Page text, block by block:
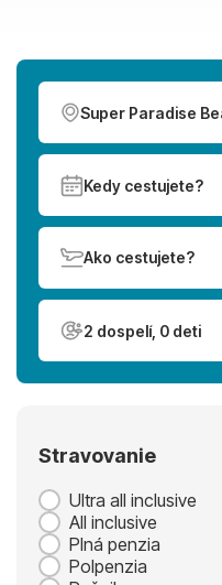
Super Paradise
Kedy cestujete?
Ako cestujete?
2 dospelí, 0 deti
Stravovanie
Ultra all inclusive
All inclusive
Plná penzia
Polpenzia